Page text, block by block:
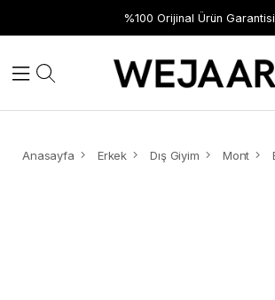
%100 Orijinal Ürün Garantisi
Anasayfa Erkek Dış Giyim Mont